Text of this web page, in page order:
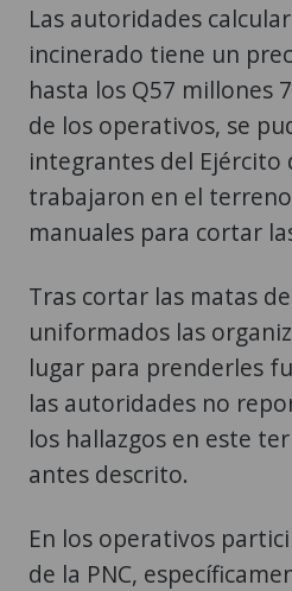
Las autoridades
incinerado tiene un
hasta los Q57 millones
de los operativos, se
integrantes del Ejército
trabajaron en el
manuales para cortar
Tras cortar las matas
uniformados las
lugar para prenderles
las autoridades no
los hallazgos en este
antes descrito.
En los operativos
de la PNC,